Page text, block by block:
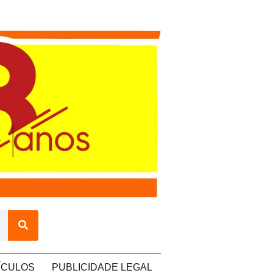
PUBLICIDADE LEGAL